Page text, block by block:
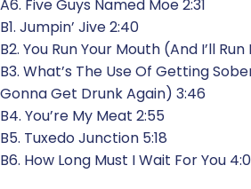
A6. Five Guys Named Moe 2:31
B1. Jumpin’ Jive 2:40
B2. You Run Your Mouth (And I’ll Run
B3. What’s The Use Of Getting
Gonna Get Drunk Again) 3:46
B4. You’re My Meat 2:55
B5. Tuxedo Junction 5:18
B6. How Long Must I Wait For You